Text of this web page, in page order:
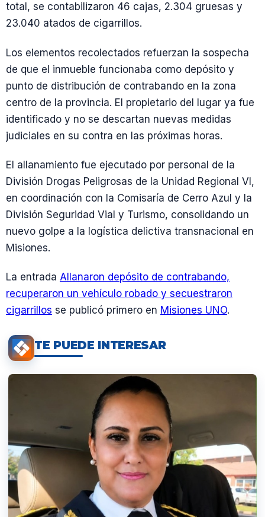
total, se contabilizaron 46 cajas, 2.304 gruesas y
23.040 atados de cigarrillos.
Los elementos recolectados refuerzan la sospecha
de que el inmueble funcionaba como depósito y
punto de distribución de contrabando en la zona
centro de la provincia. El propietario del lugar ya fue
identificado y no se descartan nuevas medidas
judiciales en su contra en las próximas horas.
El allanamiento fue ejecutado por personal de la
División Drogas Peligrosas de la Unidad Regional VI,
en coordinación con la Comisaría de Cerro Azul y la
División Seguridad Vial y Turismo, consolidando un
nuevo golpe a la logística delictiva transnacional en
Misiones.
La entrada Allanaron depósito de contrabando,
recuperaron un vehículo robado y secuestraron
cigarrillos se publicó primero en Misiones UNO.
TE PUEDE INTERESAR